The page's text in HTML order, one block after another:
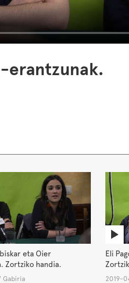
erantzunak.
eta Oier
Zortziko handia.
Gabiria
Eli
2019-